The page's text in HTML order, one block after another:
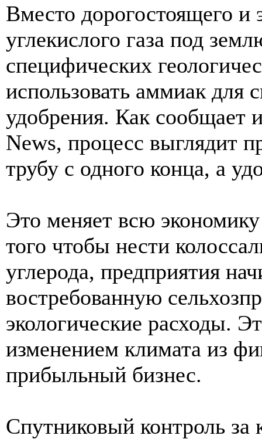
Вместо дорогостоящего и
углекислого газа под
специфических
использовать аммиак для
удобрения. Как сообщает
News, процесс выглядит
трубу с одного конца, а
Это меняет всю
того чтобы нести
углерода, предприятия
востребованную
экологические расходы.
изменением климата из
прибыльный бизнес.
Спутниковый контроль